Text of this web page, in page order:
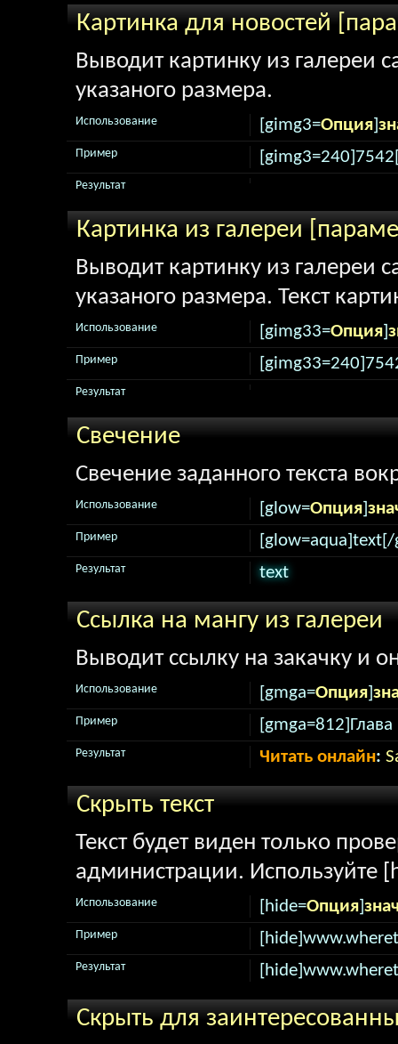
Картинка для новостей
Выводит картинку из галереи
указаного размера.
[gimg3=Опция]
Использование
Пример
Результат
Картинка из галереи
Выводит картинку из галереи
указаного размера. Текст
[gimg33=Опция]
Использование
Пример
Результат
Свечение
Свечение заданного текста
[glow=Опция]
Использование
Пример
text
Результат
Ссылка на мангу из галереи
Выводит ссылку на закачку и
[gmga=Опция]
Использование
Пример
Читать онлайн:
Результат
Скрыть текст
Текст будет виден только
администрации. Используйте
[hide=Опция]
Использование
Пример
Результат
Скрыть для